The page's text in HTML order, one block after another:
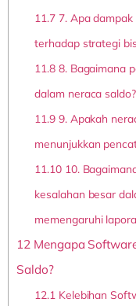
11.77. Apa dampak
terhadap strategi
11.88. Bagaimana
dalam neraca saldo?
11.99. Apakah
menunjukkan
11.1010.
kesalahan besar
memengaruhi
12 Mengapa
Saldo?
12.1 Kelebihan